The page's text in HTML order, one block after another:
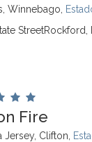
Winnebago,
StreetRockford,
Fire
Jersey, Clifton,